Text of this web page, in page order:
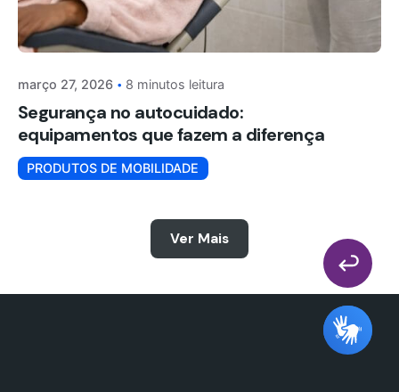
março 27, 2026 8 minutos leitura
Segurança no autocuidado:
equipamentos que fazem a diferença
PRODUTOS DE MOBILIDADE
Ver Mais